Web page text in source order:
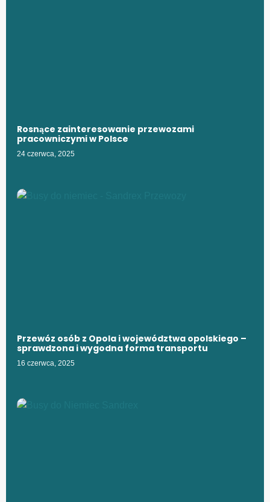
Rosnące zainteresowanie przewozami
pracowniczymi w Polsce
24 czerwca, 2025
Przewóz osób z Opola i województwa opolskiego –
sprawdzona i wygodna forma transportu
16 czerwca, 2025